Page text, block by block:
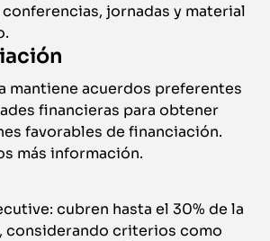
jornadas y material
mantiene acuerdos preferentes
financieras para obtener
favorables de financiación.
más información.
cubren hasta el 30% de la
considerando criterios como